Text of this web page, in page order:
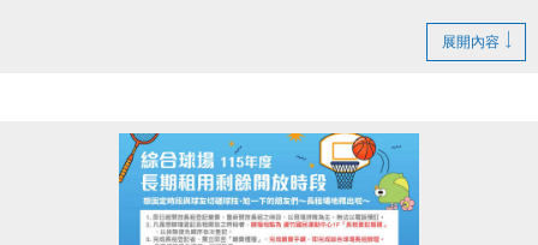
持續運動不僅讓身體更健康，
還能感受滿滿的鼓勵與心意
展開內容